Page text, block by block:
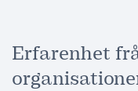
Erfarenhet